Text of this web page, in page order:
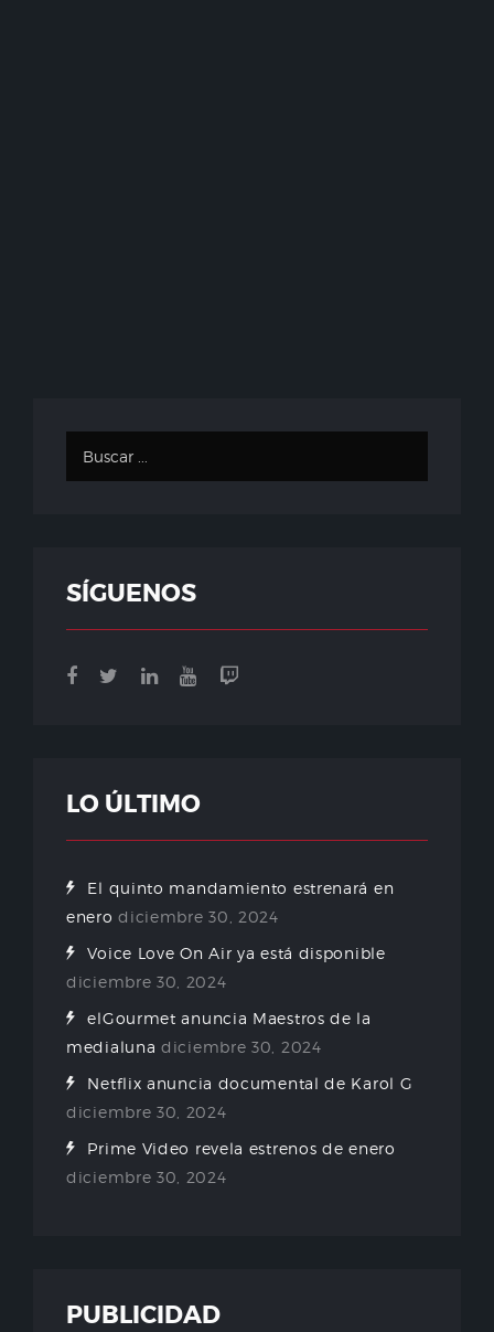
SÍGUENOS
LO ÚLTIMO
El quinto mandamiento estrenará en
enero diciembre 30, 2024
Voice Love On Air ya está disponible
diciembre 30, 2024
elGourmet anuncia Maestros de la
medialuna diciembre 30, 2024
Netflix anuncia documental de Karol G
diciembre 30, 2024
Prime Video revela estrenos de enero
diciembre 30, 2024
PUBLICIDAD